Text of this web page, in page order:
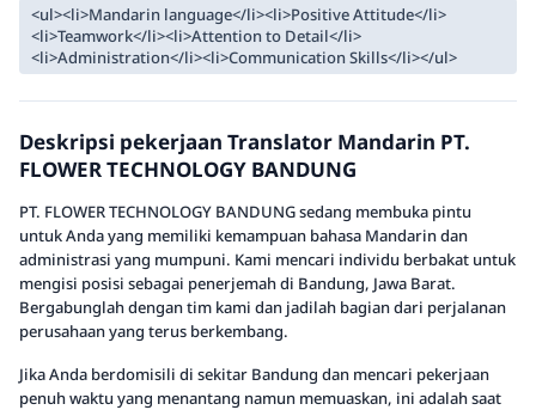
<ul><li>Mandarin language</li><li>Positive Attitude</li>
<li>Teamwork</li><li>Attention to Detail</li>
<li>Administration</li><li>Communication Skills</li></ul>
Deskripsi pekerjaan Translator Mandarin PT.
FLOWER TECHNOLOGY BANDUNG
PT. FLOWER TECHNOLOGY BANDUNG sedang membuka pintu
untuk Anda yang memiliki kemampuan bahasa Mandarin dan
administrasi yang mumpuni. Kami mencari individu berbakat untuk
mengisi posisi sebagai penerjemah di Bandung, Jawa Barat.
Bergabunglah dengan tim kami dan jadilah bagian dari perjalanan
perusahaan yang terus berkembang.
Jika Anda berdomisili di sekitar Bandung dan mencari pekerjaan
penuh waktu yang menantang namun memuaskan, ini adalah saat